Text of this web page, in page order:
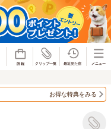
お得な特典をみる